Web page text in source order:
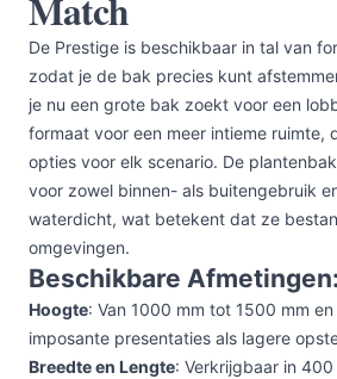
De Prestige is beschikbaar in tal van
zodat je de bak precies kunt
je nu een grote bak zoekt voor een
formaat voor een meer intieme ruimte,
opties voor elk scenario. De
voor zowel binnen- als buitengebruik
waterdicht, wat betekent dat ze
omgevingen.
Beschikbare Afmetingen:
Hoogte: Van 1000 mm tot 1500 mm
imposante presentaties als lagere
Breedte en Lengte: Verkrijgbaar in